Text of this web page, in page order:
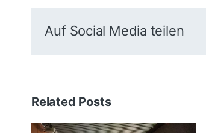
Auf Social Media teilen
Related Posts